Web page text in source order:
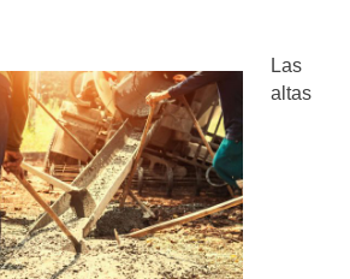
Las
altas